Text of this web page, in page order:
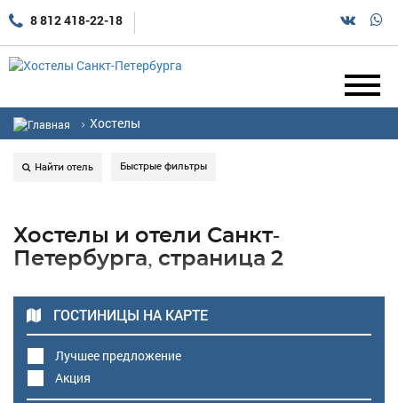
8 812 418-22-18
Хостелы
Найти отель Быстрые фильтры
Хостелы и отели Санкт-
Петербурга, страница 2
ГОСТИНИЦЫ НА КАРТЕ
Лучшее предложение
Акция